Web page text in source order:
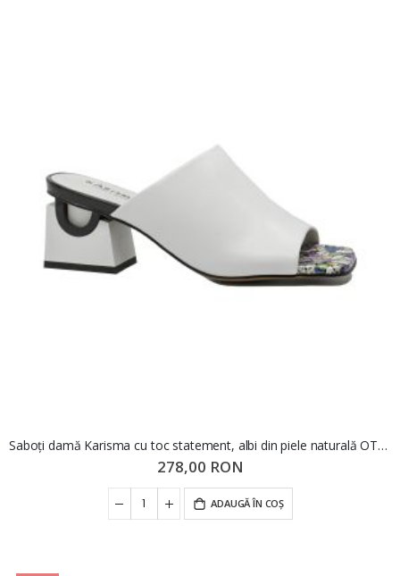
Saboți damă Karisma cu toc statement, albi din piele naturală OTR40014
278,00 RON
ADAUGĂ ÎN COȘ